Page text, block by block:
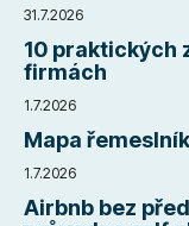
31.7.2026
10 praktických
firmách
1.7.2026
Mapa
1.7.2026
Airbnb bez